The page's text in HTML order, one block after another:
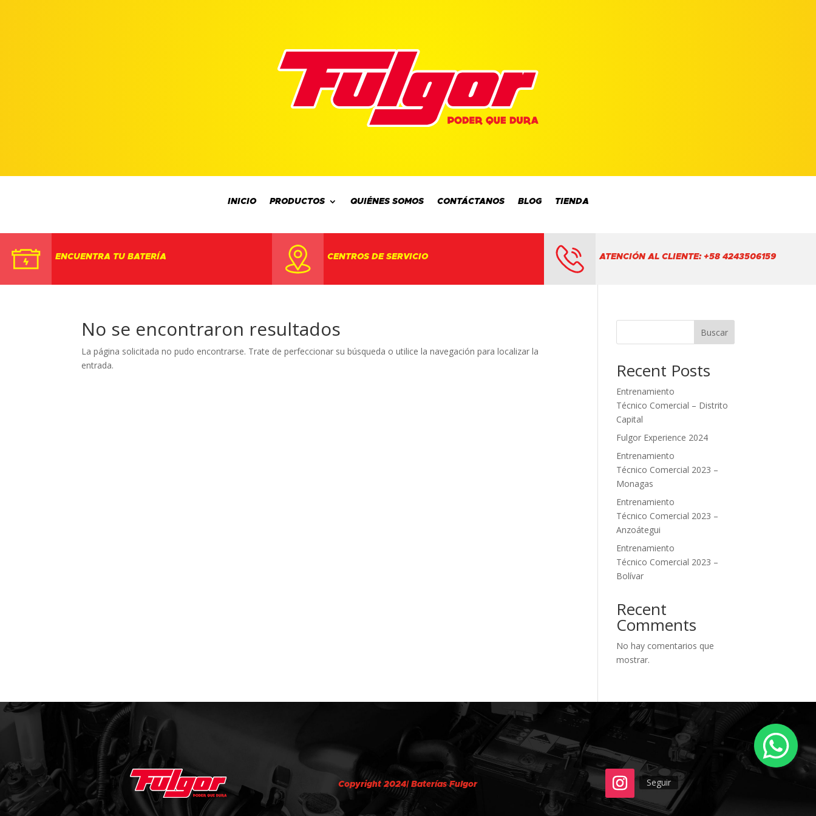
INICIO PRODUCTOS QUIÉNES SOMOS CONTÁCTANOS BLOG TIENDA
ENCUENTRA TU BATERÍA CENTROS DE SERVICIO ATENCIÓN AL CLIENTE: +58 4243506159
No se encontraron resultados
La página solicitada no pudo encontrarse. Trate de perfeccionar su búsqueda o utilice la navegación para localizar la
entrada.
Buscar
Recent Posts
Entrenamiento
Técnico Comercial – Distrito
Capital
Fulgor Experience 2024
Entrenamiento
Técnico Comercial 2023 –
Monagas
Entrenamiento
Técnico Comercial 2023 –
Anzoátegui
Entrenamiento
Técnico Comercial 2023 –
Bolívar
Recent
Comments
No hay comentarios que
mostrar.
Copyright 2024| Baterías Fulgor Seguir